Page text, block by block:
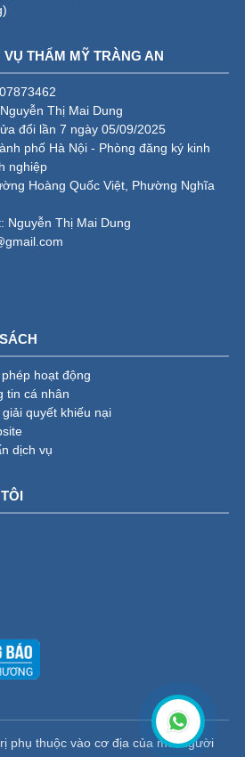
)
THẨM MỸ TRÀNG AN
Thị Mai Dung
đổi lần 7 ngày 05/09/2025
phố Hà Nội - Phòng đăng ký kinh
nghiệp
Hoàng Quốc Việt, Phường Nghĩa
Nguyễn Thị Mai Dung
hoạt động
tin cá nhân
quyết khiếu nại
dịch vụ
phụ thuộc vào cơ địa của mỗi người